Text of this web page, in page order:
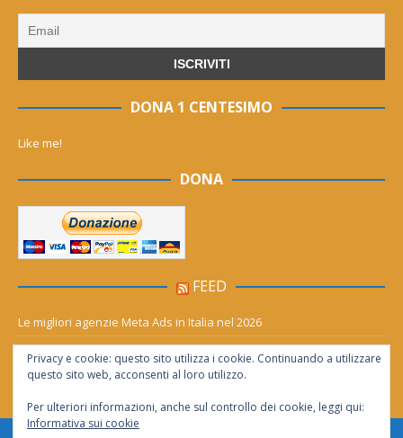
DONA 1 CENTESIMO
Like me!
DONA
FEED
Le migliori agenzie Meta Ads in Italia nel 2026
Aia Syensqo, il rinnovo divide: stop al cC6O4 dal 2027, ma i comitati
chiedono “zero Pfas subito”
Privacy e cookie: questo sito utilizza i cookie. Continuando a utilizzare
questo sito web, acconsenti al loro utilizzo.
Per ulteriori informazioni, anche sul controllo dei cookie, leggi qui:
Informativa sui cookie